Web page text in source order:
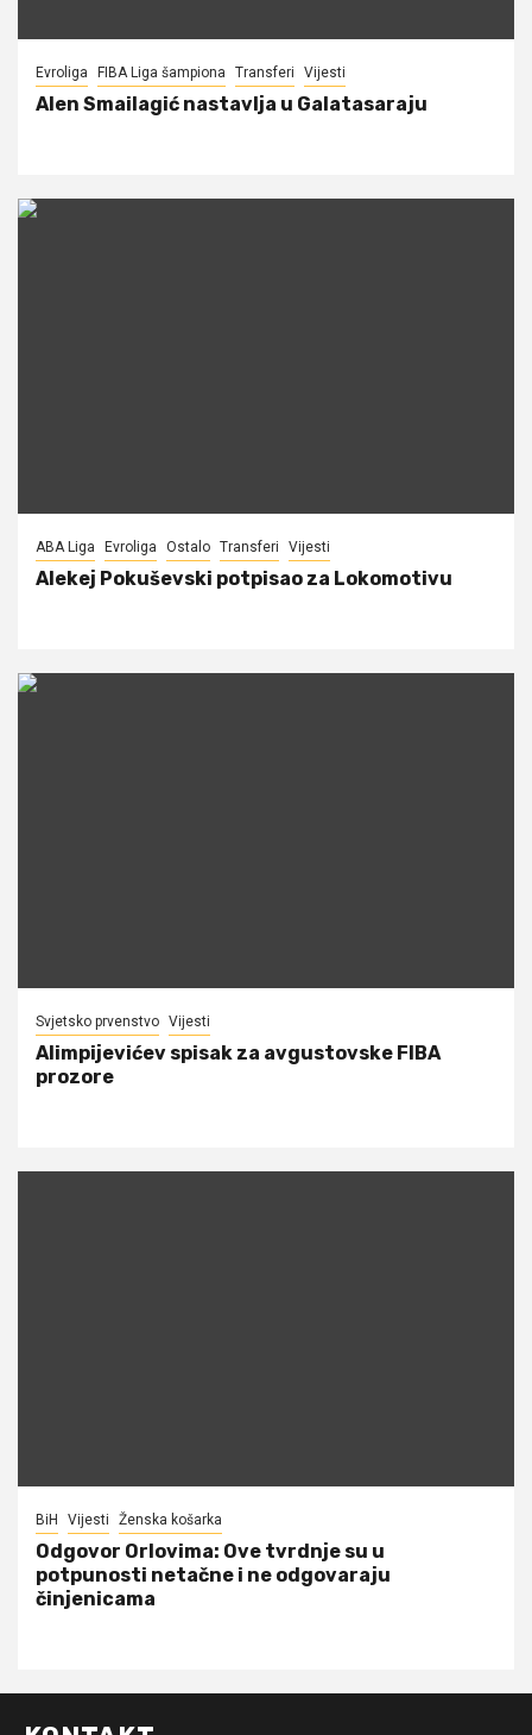
Evroliga FIBA Liga šampiona Transferi Vijesti
Alen Smailagić nastavlja u Galatasaraju
ABA Liga Evroliga Ostalo Transferi Vijesti
Alekej Pokuševski potpisao za Lokomotivu
Svjetsko prvenstvo Vijesti
Alimpijevićev spisak za avgustovske FIBA
prozore
BiH Vijesti Ženska košarka
Odgovor Orlovima: ​Ove tvrdnje su u
potpunosti netačne i ne odgovaraju
činjenicama